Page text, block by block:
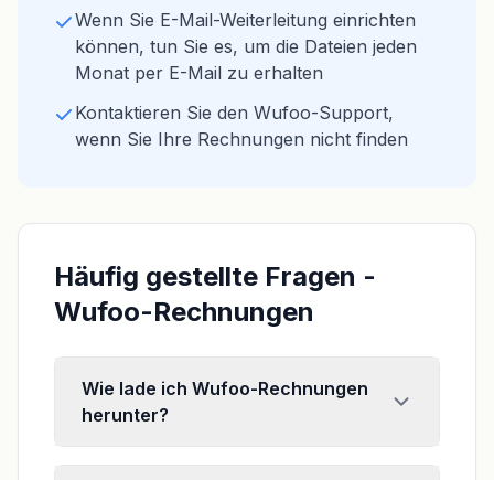
Wenn Sie E-Mail-Weiterleitung einrichten
können, tun Sie es, um die Dateien jeden
Monat per E-Mail zu erhalten
Kontaktieren Sie den Wufoo-Support,
wenn Sie Ihre Rechnungen nicht finden
Häufig gestellte Fragen -
Wufoo-Rechnungen
Wie lade ich Wufoo-Rechnungen
herunter?